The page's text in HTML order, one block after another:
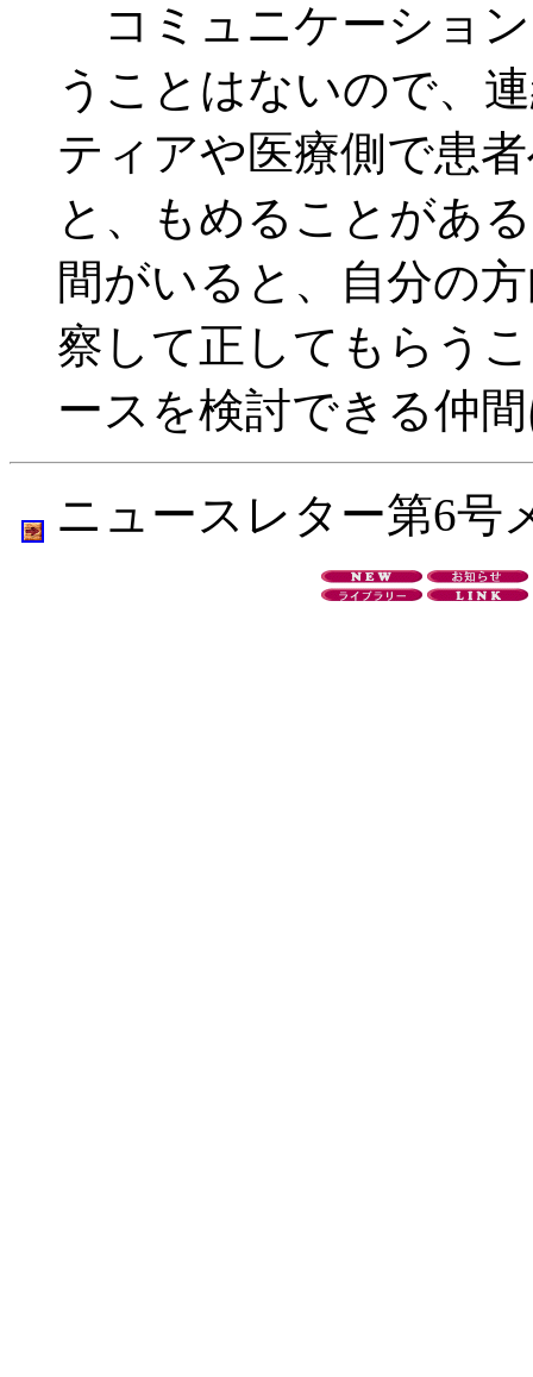
コミュニケーショ
うことはないので、
ティアや医療側で患
と、もめることがあ
間がいると、自分の
察して正してもらう
ースを検討できる仲
ニュースレター第6号